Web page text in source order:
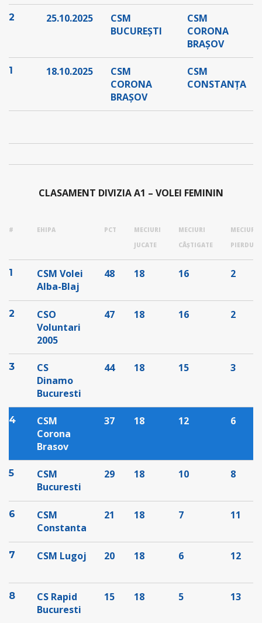
2 25.10.2025
CSM
BUCUREȘTI
CSM
CORONA
BRAȘOV
1 18.10.2025
CSM
CORONA
BRAȘOV
CSM
CONSTANȚA
CLASAMENT DIVIZIA A1 – VOLEI FEMININ
# EHIPA PCT
MECIURI
JUCATE
MECIURI
CÂȘTIGATE
MECIURI
PIERDUTE
1
CSM Volei
Alba-Blaj
48 18 16 2
2
CSO
Voluntari
2005
47 18 16 2
3
CS
Dinamo
Bucuresti
44 18 15 3
4
CSM
Corona
Brasov
37 18 12 6
5
CSM
Bucuresti
29 18 10 8
6
CSM
Constanta
21 18 7 11
7 CSM Lugoj 20 18 6 12
8
CS Rapid
Bucuresti
15 18 5 13